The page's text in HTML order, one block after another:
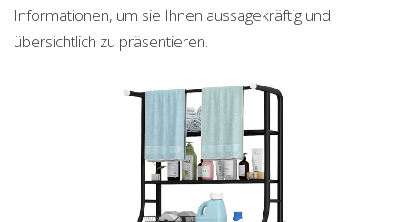
Informationen, um sie Ihnen aussagekräftig und
übersichtlich zu präsentieren.